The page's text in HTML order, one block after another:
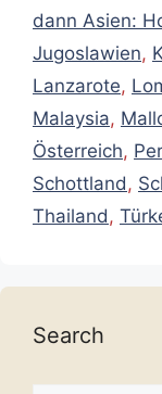
dann Asien:
Jugoslawien,
Lanzarote,
Malaysia,
Österreich,
Schottland ,
Thailand ,
Search